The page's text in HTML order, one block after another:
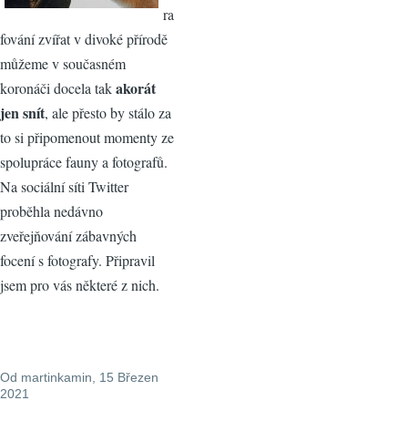
ra
fování zvířat v divoké přírodě
můžeme v současném
koronáči docela takakorát
jen snít, ale přesto by stálo za
to si připomenout momenty ze
spolupráce fauny a fotografů.
Na sociální síti Twitter
proběhla nedávno
zveřejňování zábavných
focení s fotografy. Připravil
jsem pro vás některé z nich.
Od martinkamin , 15 Březen
2021